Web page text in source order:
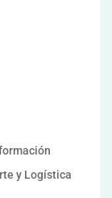
y Logística